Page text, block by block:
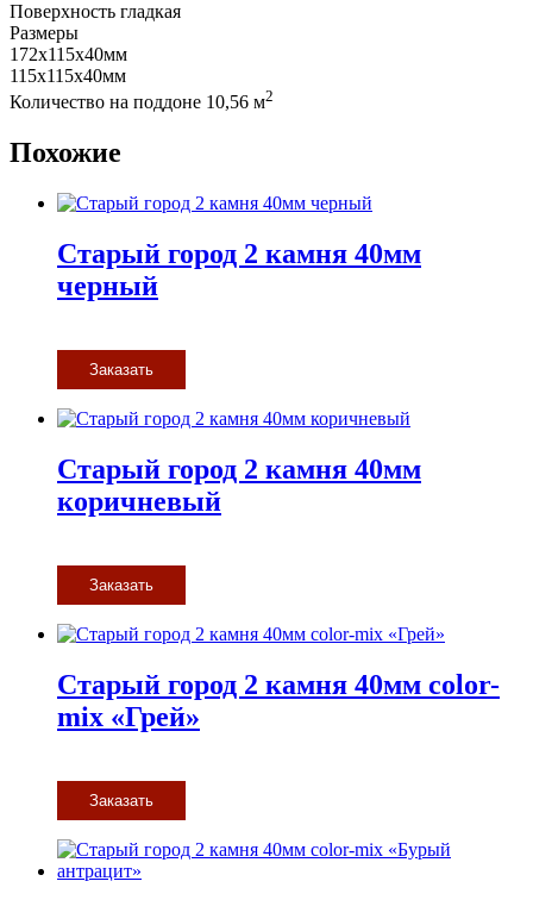
Поверхность гладкая
Размеры
172x115x40мм
115x115x40мм
Количество на поддоне 10,56 м2
Похожие
Старый город 2 камня 40мм
черный
Заказать
Старый город 2 камня 40мм
коричневый
Заказать
Старый город 2 камня 40мм color-
mix «Грей»
Заказать